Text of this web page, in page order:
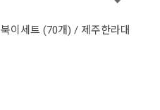
이세트 (70개) / 제주한라대